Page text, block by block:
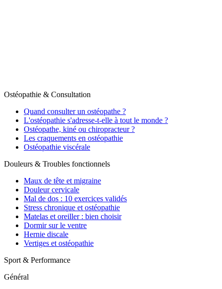
Ostéopathie & Consultation
Quand consulter un ostéopathe ?
L'ostéopathie s'adresse-t-elle à tout le monde ?
Ostéopathe, kiné ou chiropracteur ?
Les craquements en ostéopathie
Ostéopathie viscérale
Douleurs & Troubles fonctionnels
Maux de tête et migraine
Douleur cervicale
Mal de dos : 10 exercices validés
Stress chronique et ostéopathie
Matelas et oreiller : bien choisir
Dormir sur le ventre
Hernie discale
Vertiges et ostéopathie
Sport & Performance
Général